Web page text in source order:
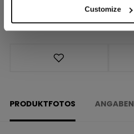
Customize
Versandbestimmungen
PRODUKTFOTOS ANGABEN